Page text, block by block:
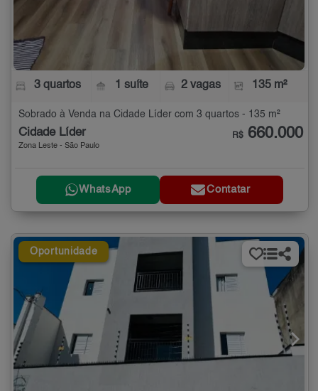
3 quartos 1 suíte 2 vagas 135 m²
Sobrado à Venda na Cidade Líder com 3 quartos - 135 m²
Cidade Líder
Zona Leste - São Paulo
R$ 660.000
WhatsApp Contatar
Oportunidade